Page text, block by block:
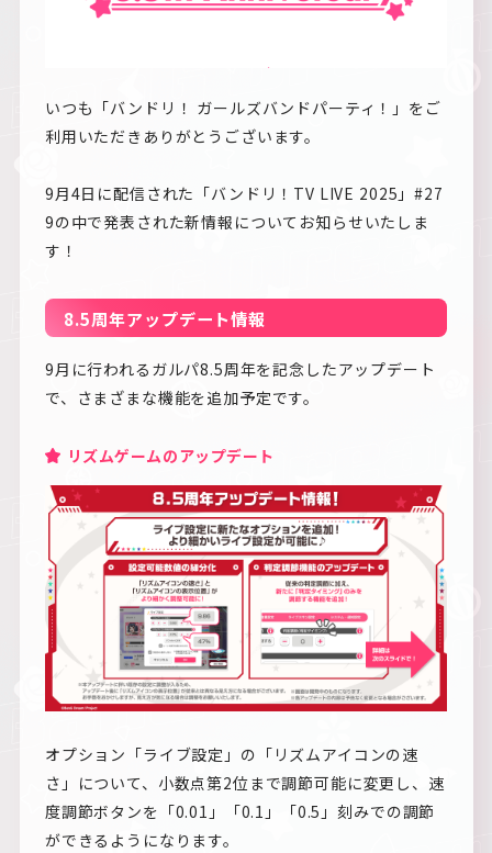
いつも「バンドリ！ ガールズバンドパーティ！」をご
利用いただきありがとうございます。
9月4日に配信された「バンドリ！TV LIVE 2025」#27
9の中で発表された新情報についてお知らせいたしま
す！
8.5周年アップデート情報
9月に行われるガルパ8.5周年を記念したアップデート
で、さまざまな機能を追加予定です。
リズムゲームのアップデート
オプション「ライブ設定」の「リズムアイコンの速
さ」について、小数点第2位まで調節可能に変更し、速
度調節ボタンを「0.01」「0.1」「0.5」刻みでの調節
ができるようになります。